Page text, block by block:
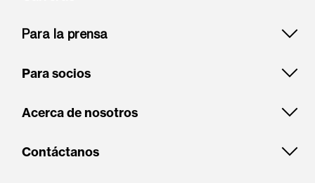
Para la prensa
Para socios
Acerca de nosotros
Contáctanos